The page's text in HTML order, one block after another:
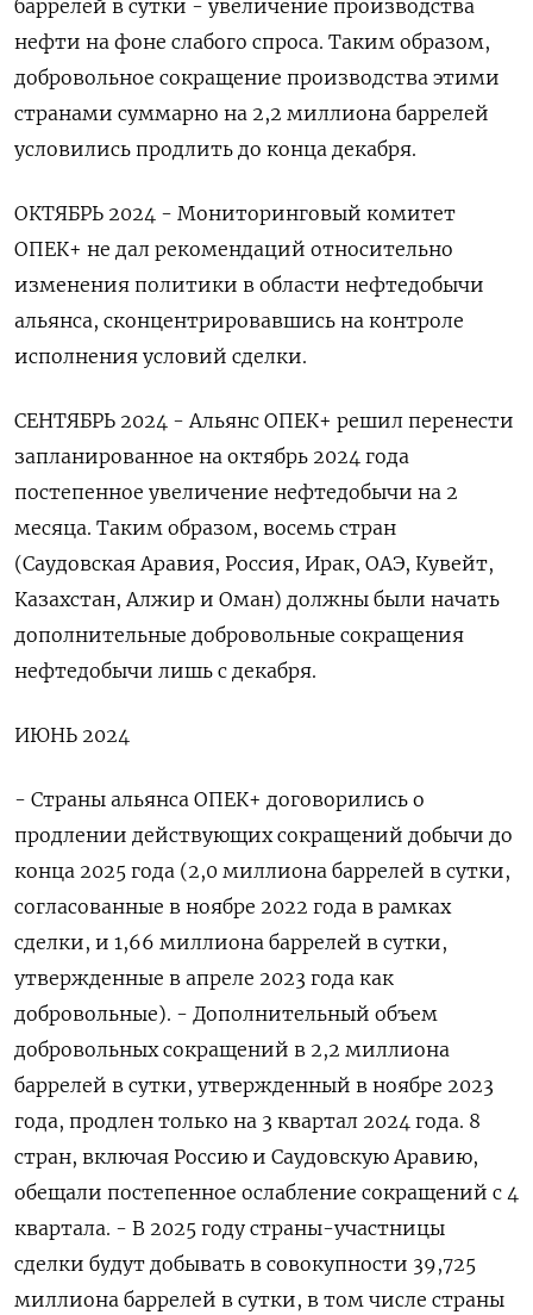
баррелей в сутки - увеличение производства
нефти на фоне слабого спроса. Таким образом,
добровольное сокращение производства этими
странами суммарно на 2,2 миллиона баррелей ​
условились продлить до конца декабря.
ОКТЯБРЬ 2024 - Мониторинговый комитет
ОПЕК+ не дал рекомендаций относительно
изменения политики в области нефтедобычи
альянса, сконцентрировавшись на контроле
исполнения условий сделки.
СЕНТЯБРЬ 2024 - ​Альянс ОПЕК+ решил перенести
запланированное на октябрь 2024 года
постепенное увеличение нефтедобычи на 2
месяца. Таким образом, восемь стран
(Саудовская Аравия, Россия, Ирак, ОАЭ, Кувейт,
‌Казахстан, Алжир и Оман) должны были начать
дополнительные добровольные сокращения
нефтедобычи лишь с декабря.
ИЮНЬ 2024
- Страны альянса ОПЕК+ договорились о
продлении действующих сокращений добычи до
конца 2025 года (2,0 миллиона баррелей в сутки,
согласованные в ноябре 2022 года в рамках
сделки, и 1,66 миллиона баррелей в сутки,
утвержденные в апреле 2023 года как
добровольные). - Дополнительный объем
добровольных сокращений в 2,2 миллиона
баррелей в сутки, утвержденный в ноябре 2023
года, продлен только на 3 квартал 2024 года. 8
стран, включая Россию и Саудовскую Аравию,
обещали постепенное ослабление сокращений с 4
квартала. - ​В 2025 году страны-участницы
сделки будут добывать в совокупности 39,725
миллиона баррелей в сутки, в том числе страны